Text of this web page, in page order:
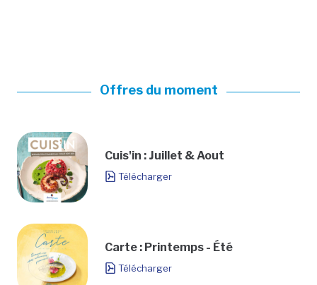
Offres du moment
Cuis'in : Juillet & Aout
Télécharger
Carte : Printemps - Été
Télécharger